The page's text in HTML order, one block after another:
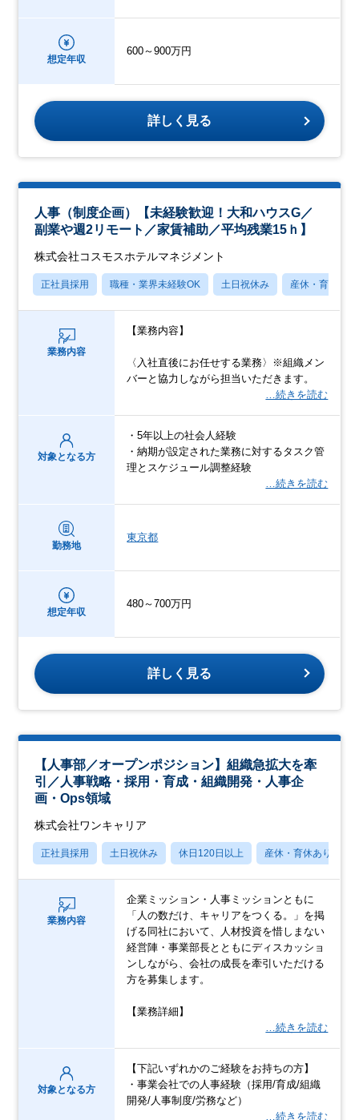
想定年収
600～900万円
詳しく見る
人事（制度企画）【未経験歓迎！大和ハウスG／
副業や週2リモート／家賃補助／平均残業15ｈ】
株式会社コスモスホテルマネジメント
正社員採用 職種・業界未経験OK 土日祝休み 産休・育休あり
業務内容
【業務内容】
〈入社直後にお任せする業務〉※組織メン
バーと協力しながら担当いただきます。
…続きを読む
対象となる方
・5年以上の社会人経験
・納期が設定された業務に対するタスク管
理とスケジュール調整経験
…続きを読む
勤務地
東京都
想定年収
480～700万円
詳しく見る
【人事部／オープンポジション】組織急拡大を牽
引／人事戦略・採用・育成・組織開発・人事企
画・Ops領域
株式会社ワンキャリア
正社員採用 土日祝休み 休日120日以上 産休・育休あり
業務内容
企業ミッション・人事ミッションともに
「人の数だけ、キャリアをつくる。」を掲
げる同社において、人材投資を惜しまない
経営陣・事業部長とともにディスカッショ
ンしながら、会社の成長を牽引いただける
方を募集します。
【業務詳細】
…続きを読む
対象となる方
【下記いずれかのご経験をお持ちの方】
・事業会社での人事経験（採用/育成/組織
開発/人事制度/労務など）
…続きを読む